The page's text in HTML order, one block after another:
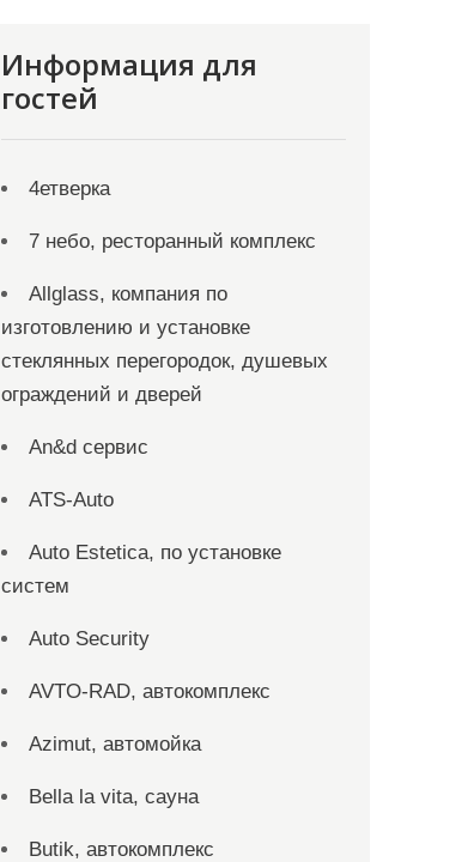
Информация для
гостей
4етверка
7 небо, ресторанный комплекс
Allglass, компания по
изготовлению и установке
стеклянных перегородок, душевых
ограждений и дверей
An&d сервис
ATS-Auto
Auto Estetica, по установке
систем
Auto Security
AVTO-RAD, автокомплекс
Azimut, автомойка
Bella la vita, сауна
Butik, автокомплекс